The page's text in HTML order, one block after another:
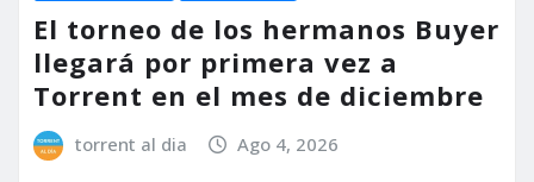
El torneo de los hermanos Buyer
llegará por primera vez a
Torrent en el mes de diciembre
torrent al dia Ago 4, 2026